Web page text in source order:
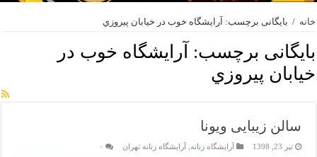
خانه / بایگانی برچسب: آرايشگاه خوب در خيابان پيروزي
بایگانی برچسب: آرايشگاه خوب در
خيابان پيروزي
سالن زیبایی ویونا
تیر 23, 1398 آرایشگاه زنانه ,آرایشگاه زنانه تهران ۰